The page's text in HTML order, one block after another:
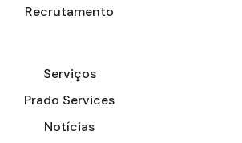
Recrutamento
Serviços
Prado Services
Notícias